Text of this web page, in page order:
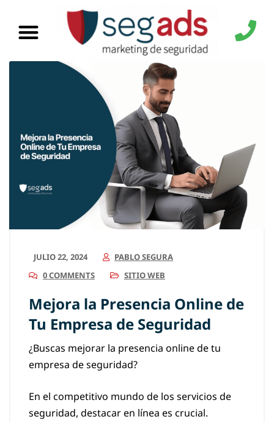
JULIO 22, 2024
PABLO SEGURA
0 COMMENTS
SITIO WEB
Mejora la Presencia Online de
Tu Empresa de Seguridad
¿Buscas mejorar la presencia online de tu
empresa de seguridad?
En el competitivo mundo de los servicios de
seguridad, destacar en línea es crucial.